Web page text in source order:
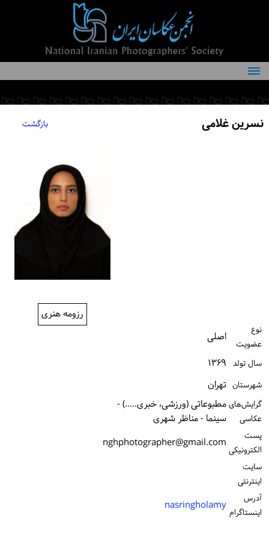
درباره انجمن
کمیته‌های انجمن
نسرین غلامی بازگشت
رزومه هنری
نوع
عضویت
اصلی
سال تولد ۱۳۶۹
شهرستان تهران
گرایش‌های
عکاسی
مطبوعاتی (ورزشی، خبری.....) -
سینما - مناظر شهری
پست
الكترونیكی nghphotographer@gmail.com
سایت
اینترنتی
آدرس
اینستاگرام nasringholamy